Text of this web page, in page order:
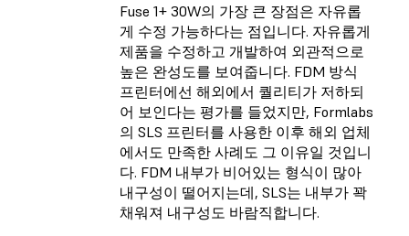
Fuse 1+ 30W의 가장 큰 장점은 자유롭
게 수정 가능하다는 점입니다. 자유롭게
제품을 수정하고 개발하여 외관적으로
높은 완성도를 보여줍니다. FDM 방식
프린터에선 해외에서 퀄리티가 저하되
어 보인다는 평가를 들었지만, Formlabs
의 SLS 프린터를 사용한 이후 해외 업체
에서도 만족한 사례도 그 이유일 것입니
다. FDM 내부가 비어있는 형식이 많아
내구성이 떨어지는데, SLS는 내부가 꽉
채워져 내구성도 바람직합니다.